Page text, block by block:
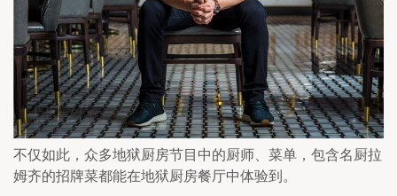
不仅如此，众多地狱厨房节目中的厨师、菜单，包含名厨拉
姆齐的招牌菜都能在地狱厨房餐厅中体验到。